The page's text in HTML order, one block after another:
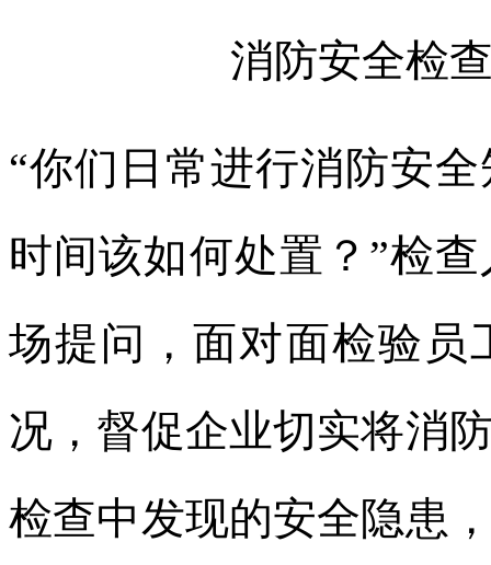
消防安全检
“你们日常进行消防安
时间该如何处置？”检
场提问，面对面检验员
况，督促企业切实将消
检查中发现的安全隐患